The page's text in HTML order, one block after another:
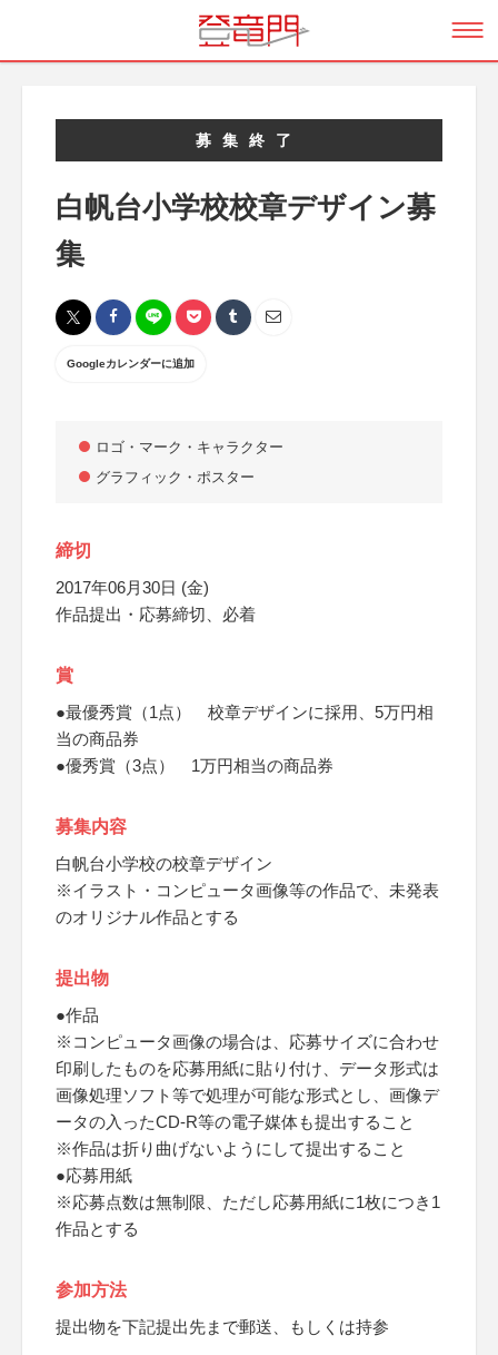
募集終了
白帆台小学校校章デザイン募
集
Googleカレンダーに追加
ロゴ・マーク・キャラクター
グラフィック・ポスター
締切
2017年06月30日 (金)
作品提出・応募締切、必着
賞
●最優秀賞（1点） 校章デザインに採用、5万円相
当の商品券
●優秀賞（3点） 1万円相当の商品券
募集内容
白帆台小学校の校章デザイン
※イラスト・コンピュータ画像等の作品で、未発表
のオリジナル作品とする
提出物
●作品
※コンピュータ画像の場合は、応募サイズに合わせ
印刷したものを応募用紙に貼り付け、データ形式は
画像処理ソフト等で処理が可能な形式とし、画像デ
ータの入ったCD-R等の電子媒体も提出すること
※作品は折り曲げないようにして提出すること
●応募用紙
※応募点数は無制限、ただし応募用紙に1枚につき1
作品とする
参加方法
提出物を下記提出先まで郵送、もしくは持参